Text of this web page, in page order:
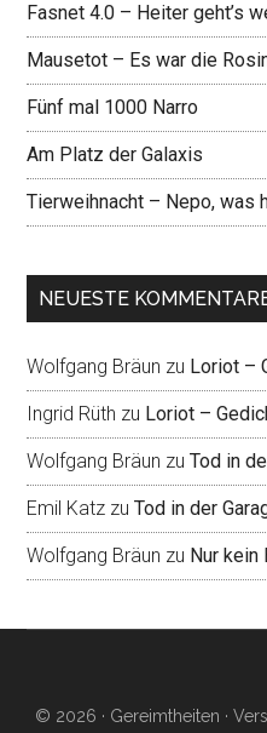
Fasnet 4.0 – Heiter geht’s
Mausetot – Es war die
Fünf mal 1000 Narro
Am Platz der Galaxis
Tierweihnacht – Nepo, was
NEUESTE
Wolfgang Bräun zu Loriot –
Ingrid Rüth zu Loriot –
Wolfgang Bräun zuTod in
Emil Katz zuTod in der
Wolfgang Bräun zu Nur kein
© 2026 · Gereimtheiten ·